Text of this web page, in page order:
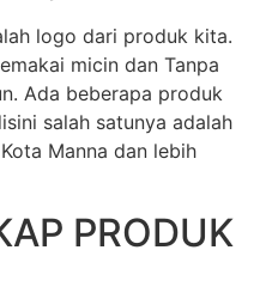
logo dari produk kita.
micin dan Tanpa
Ada beberapa produk
salah satunya adalah
Manna dan lebih
PRODUK